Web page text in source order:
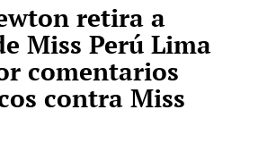
retira a
Miss Perú Lima
comentarios
contra Miss